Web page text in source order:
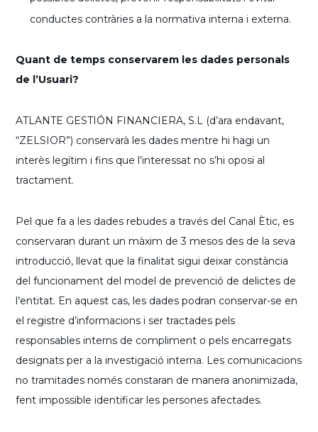
conductes contràries a la normativa interna i externa.
Quant de temps conservarem les dades personals
de l’Usuari?
ATLANTE GESTIÓN FINANCIERA, S.L (d’ara endavant,
“ZELSIOR”) conservarà les dades mentre hi hagi un
interès legítim i fins que l’interessat no s’hi oposï al
tractament.
Pel que fa a les dades rebudes a través del Canal Ètic, es
conservaran durant un màxim de 3 mesos des de la seva
introducció, llevat que la finalitat sigui deixar constància
del funcionament del model de prevenció de delictes de
l’entitat. En aquest cas, les dades podran conservar-se en
el registre d’informacions i ser tractades pels
responsables interns de compliment o pels encarregats
designats per a la investigació interna. Les comunicacions
no tramitades només constaran de manera anonimizada,
fent impossible identificar les persones afectades.